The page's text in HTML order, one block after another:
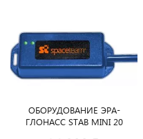
ОБОРУДОВАНИЕ ЭРА-
ГЛОНАСС STAB MINI 20